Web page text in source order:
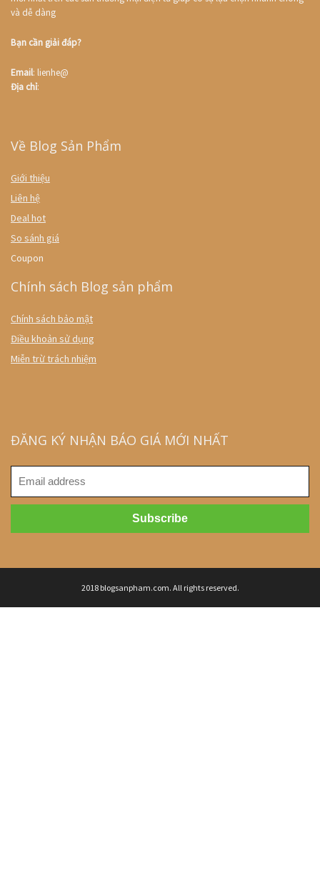
và dễ dàng
Bạn cần giải đáp?
Email: lienhe@
Địa chỉ:
Về Blog Sản Phẩm
Giới thiệu
Liên hệ
Deal hot
So sánh giá
Coupon
Chính sách Blog sản phẩm
Chính sách bảo mật
Điều khoản sử dụng
Miễn trừ trách nhiệm
ĐĂNG KÝ NHẬN BÁO GIÁ MỚI NHẤT
2018 blogsanpham.com. All rights reserved.